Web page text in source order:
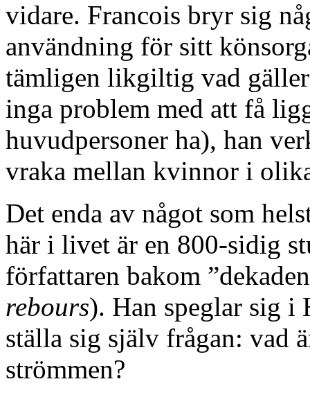
vidare. Francois bryr sig
användning för sitt
tämligen likgiltig vad gäller
inga problem med att få
huvudpersoner ha), han
vraka mellan kvinnor i
Det enda av något som
här i livet är en 800-sidig
författaren bakom
rebours). Han speglar sig
ställa sig själv frågan: vad
strömmen?